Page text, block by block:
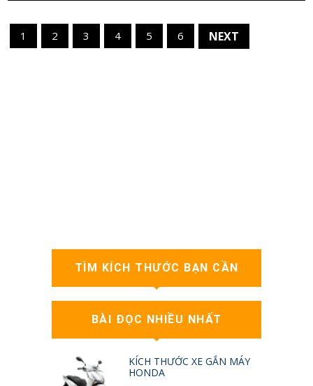
1 2 3 4 5 6 NEXT
TÌM KÍCH THƯỚC BẠN CẦN
BÀI ĐỌC NHIỀU NHẤT
KÍCH THƯỚC XE GẮN MÁY
HONDA